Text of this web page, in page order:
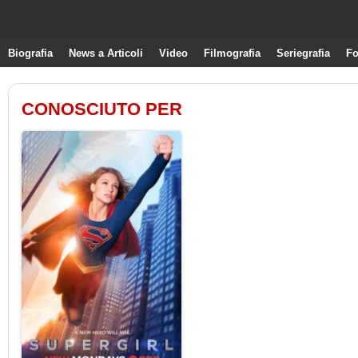
Biografia News a Articoli Video Filmografia Seriegrafia
CONOSCIUTO PER